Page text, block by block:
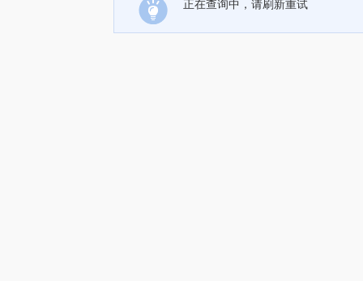
正在查询中，请刷新重试